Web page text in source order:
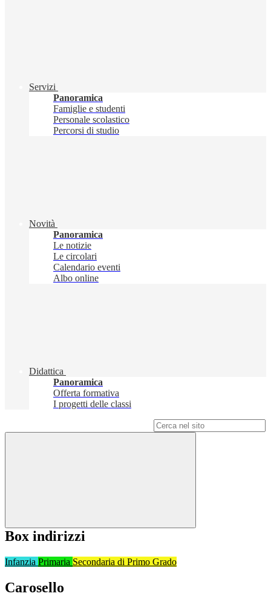
Servizi
Panoramica
Famiglie e studenti
Personale scolastico
Percorsi di studio
Novità
Panoramica
Le notizie
Le circolari
Calendario eventi
Albo online
Didattica
Panoramica
Offerta formativa
I progetti delle classi
Box indirizzi
Infanzia Primaria Secondaria di Primo Grado
Carosello